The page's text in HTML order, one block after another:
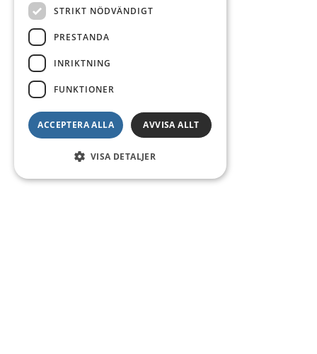
STRIKT NÖDVÄNDIGT
PRESTANDA
INRIKTNING
FUNKTIONER
ACCEPTERA ALLA AVVISA ALLT
VISA DETALJER